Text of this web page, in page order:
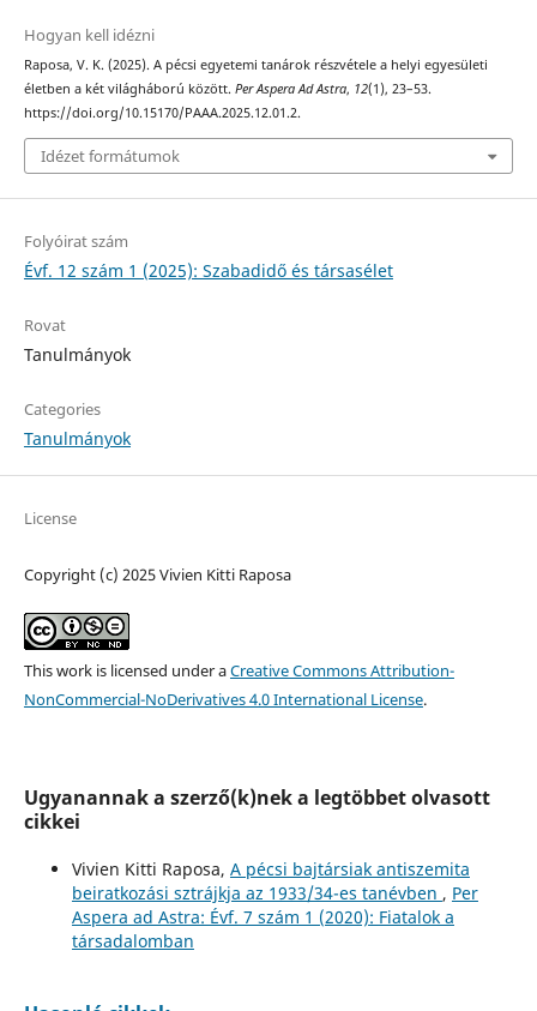
Hogyan kell idézni
Raposa, V. K. (2025). A pécsi egyetemi tanárok részvétele a helyi egyesületi
életben a két világháború között. Per Aspera Ad Astra, 12(1), 23–53.
https://doi.org/10.15170/PAAA.2025.12.01.2.
Idézet formátumok
Folyóirat szám
Évf. 12 szám 1 (2025): Szabadidő és társasélet
Rovat
Tanulmányok
Categories
Tanulmányok
License
Copyright (c) 2025 Vivien Kitti Raposa
This work is licensed under aCreative Commons Attribution-
NonCommercial-NoDerivatives 4.0 International License.
Ugyanannak a szerző(k)nek a legtöbbet olvasott
cikkei
Vivien Kitti Raposa, A pécsi bajtársiak antiszemita
beiratkozási sztrájkja az 1933/34-es tanévben , Per
Aspera ad Astra: Évf. 7 szám 1 (2020): Fiatalok a
társadalomban